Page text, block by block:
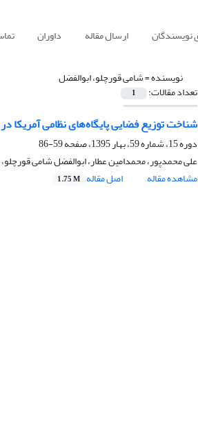
نویسندگان ارسال مقاله داوران
نویسنده =شامی قورچلو، ابوالفضل
تعداد مقالات: 1
شناخت توزیع فضایی پایگاه‌های نظامی آمریکا
دوره 15، شماره 59، بهار 1395، صفحه
59-86
علی محمدپور، محمدامین عطار، ابوالفضل شامی
مشاهده مقاله
اصل مقاله 1.75 M